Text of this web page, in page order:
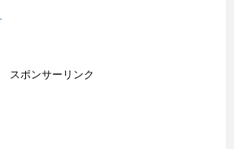
スポンサーリンク